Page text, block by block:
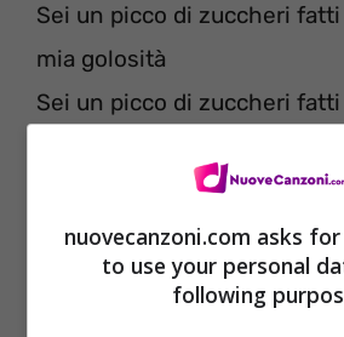
Sei un picco di zuccheri
mia golosità
Sei un picco di zuccheri
Fammi vedere che sei
Sei un picco di zuccheri fatti
mia golosità
nuovecanzoni.com asks
to use your personal
following